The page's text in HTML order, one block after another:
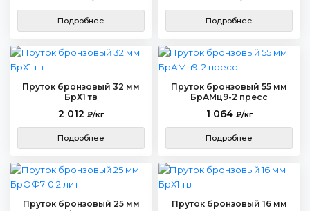
Подробнее Подробнее
Пруток бронзовый 32 мм
БрХ1 тв
2 012 ₽/кг
Подробнее
Пруток бронзовый 55 мм
БрАМц9-2 пресс
1 064 ₽/кг
Подробнее
Пруток бронзовый 25 мм
Пруток бронзовый 16 мм